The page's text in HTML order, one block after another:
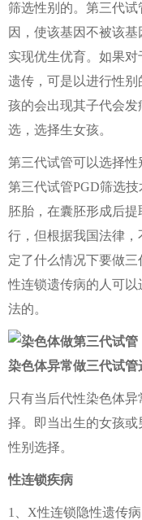
筛选性别的。第三代
因，使该基因不被该
实现优生优育。如果
遗传，可是以进行性
孩的会出现其子代会
选，选择生女孩。
第三代试管可以选择
第三代试管PGD筛选
胚胎，在囊胚形成后
行，但根据我国法律
定了什么情况下要做
性连锁遗传病的人可
法的。
染色体异常做三代试管
只有当后代性染色体
择。即当出生的女孩
性别选择。
性连锁疾病
1、X性连锁隐性遗传